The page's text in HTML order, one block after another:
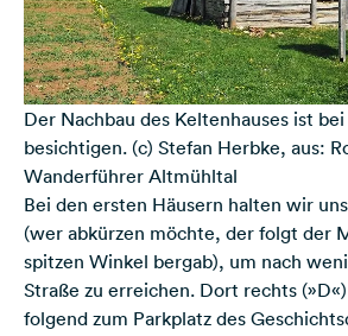
Der Nachbau des Keltenhauses ist
besichtigen. (c) Stefan Herbke, aus:
Wanderführer Altmühltal
Bei den ersten Häusern halten wir
(wer abkürzen möchte, der folgt der
spitzen Winkel bergab), um nach
Straße zu erreichen. Dort rechts
folgend zum Parkplatz des